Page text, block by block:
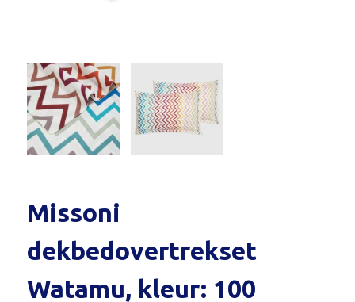
Missoni
dekbedovertrekset
Watamu, kleur: 100